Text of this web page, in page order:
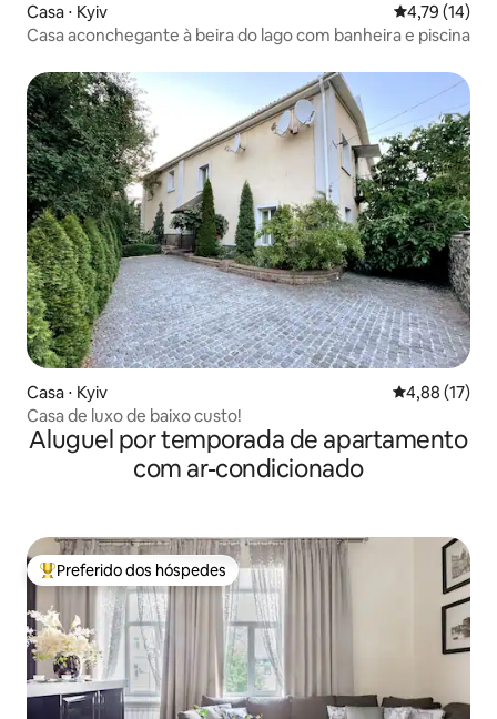
Casa ⋅ Kyiv 4,79 de uma
4,79 (14)
Casa aconchegante à beira do lago com banheira e piscina
Casa ⋅ Kyiv 4,88 de uma
4,88 (17)
Casa de luxo de baixo custo!
Aluguel por temporada de apartamento
com ar-condicionado
Entre os melhores preferidos dos hóspedes
Preferido dos hóspedes